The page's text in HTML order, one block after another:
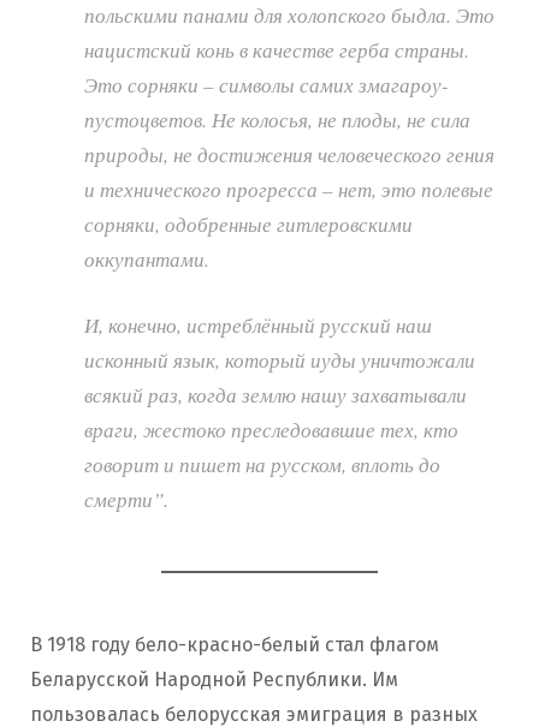
польскими панами для холопского быдла. Это
нацистский конь в качестве герба страны.
Это сорняки – символы самих змагароу-
пустоцветов. Не колосья, не плоды, не сила
природы, не достижения человеческого гения
и технического прогресса – нет, это полевые
сорняки, одобренные гитлеровскими
оккупантами.
И, конечно, истреблённый русский наш
исконный язык, который иуды уничтожали
всякий раз, когда землю нашу захватывали
враги, жестоко преследовавшие тех, кто
говорит и пишет на русском, вплоть до
смерти”.
В 1918 году бело-красно-белый стал флагом
Беларусской Народной Республики. Им
пользовалась белорусская эмиграция в разных